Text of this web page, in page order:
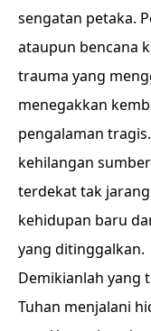
sengatan petaka.
ataupun bencana
trauma yang
menegakkan
pengalaman
kehilangan
terdekat tak
kehidupan baru
yang ditinggalkan.
Demikianlah yang
Tuhan menjalani